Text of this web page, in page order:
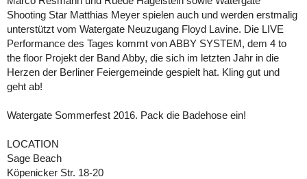
Shooting Star Matthias Meyer spielen auch und werden erstmalig
unterstützt vom Watergate Neuzugang Floyd Lavine. Die LIVE
Performance des Tages kommt von ABBY SYSTEM, dem 4 to
the floor Projekt der Band Abby, die sich im letzten Jahr in die
Herzen der Berliner Feiergemeinde gespielt hat. Kling gut und
geht ab!
Watergate Sommerfest 2016. Pack die Badehose ein!
LOCATION
Sage Beach
Köpenicker Str. 18-20